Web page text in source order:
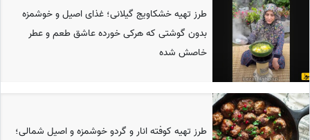
طرز تهیه خشکاویج گیلانی؛ غذای اصیل و خوشمزه
بدون گوشتی که هرکی خورده عاشق طعم و عطر
خاصش شده
طرز تهیه کوفته انار و گردو خوشمزه و اصیل شمالی؛